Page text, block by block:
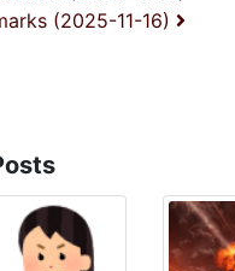
(2025-11-16)